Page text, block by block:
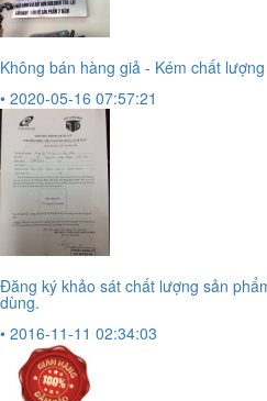
Không bán hàng giả - Kém chất lượng
• 2020-05-16 07:57:21
Đăng ký khảo sát chất lượng sản
dùng.
• 2016-11-11 02:34:03